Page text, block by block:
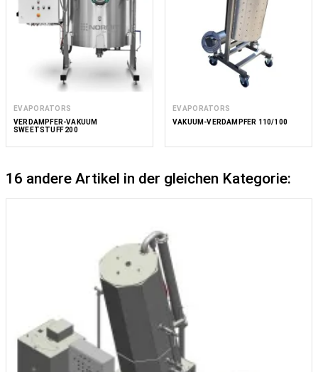
EVAPORATORS
VERDAMPFER-VAKUUM
SWEETSTUFF 200
EVAPORATORS
VAKUUM-VERDAMPFER 110/100
16 andere Artikel in der gleichen Kategorie: